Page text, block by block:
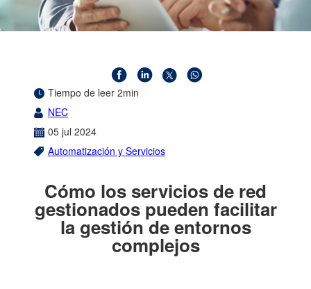
Tiempo de leer 2min
NEC
05 jul 2024
Automatización y Servicios
Cómo los servicios de red
gestionados pueden facilitar
la gestión de entornos
complejos